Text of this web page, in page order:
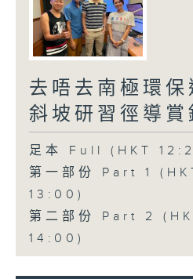
去唔去南極環
斜坡研習徑導賞
足本 Full (HKT
第一部份 Part 1
13:00)
第二部份 Part 2
14:00)